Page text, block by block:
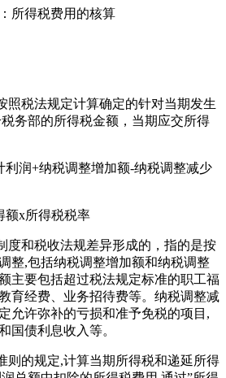
所得税费用的核算
照税法规定计算确定的针对当期发生
务部的所得税金额，当期应交所得
利润+纳税调整增加额-纳税调整减少
额x所得税税率
度和税收法规差异形成的，指的是按
整,包括纳税调整增加额和纳税调整
主要包括超过税法规定标准的职工福
育经费、业务招待费等。纳税调整减
允许弥补的亏损和准予免税的项目,
国债利息收入等。
则的规定,计算当期所得税和递延所得